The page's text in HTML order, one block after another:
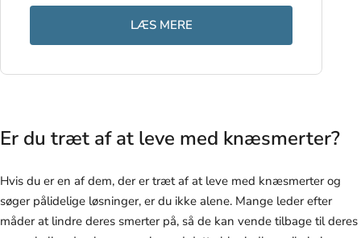
LÆS MERE
Er du træt af at leve med knæsmerter?
Hvis du er en af dem, der er træt af at leve med knæsmerter og
søger pålidelige løsninger, er du ikke alene. Mange leder efter
måder at lindre deres smerter på, så de kan vende tilbage til deres